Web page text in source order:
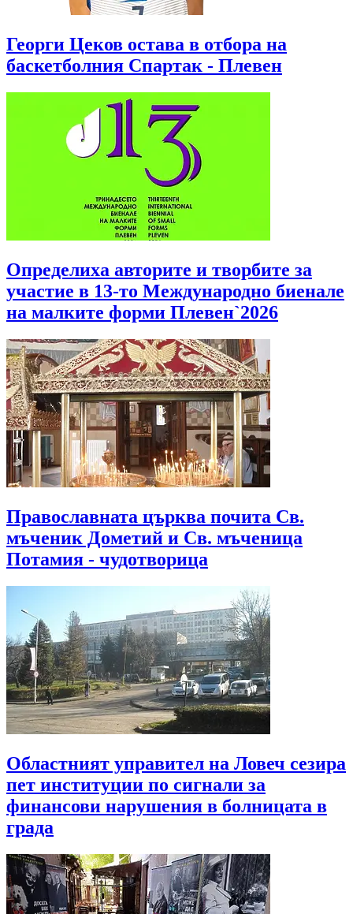
Георги Цеков остава в отбора на
баскетболния Спартак - Плевен
Определиха авторите и творбите за
участие в 13-то Международно биенале
на малките форми Плевен`2026
Православната църква почита Св.
мъченик Дометий и Св. мъченица
Потамия - чудотворица
Областният управител на Ловеч сезира
пет институции по сигнали за
финансови нарушения в болницата в
града